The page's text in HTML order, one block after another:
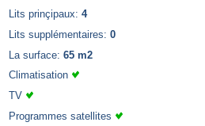
Lits prinçipaux: 4
Lits supplémentaires: 0
La surface: 65 m2
Climatisation
TV
Programmes satellites